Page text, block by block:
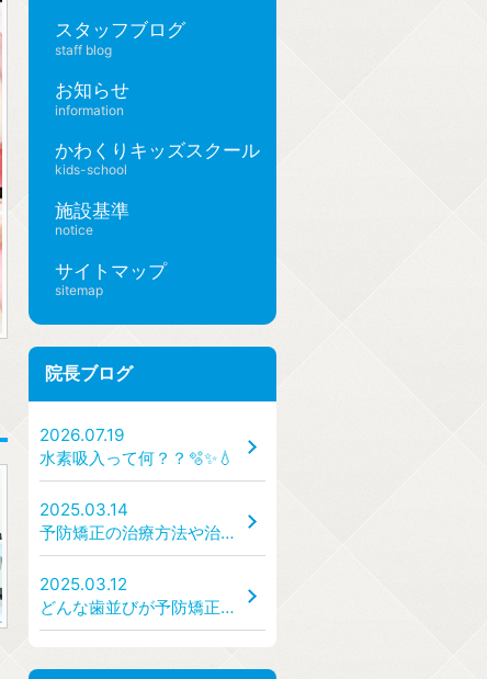
スタッフブログ
staff blog
お知らせ
information
かわくりキッズスクール
kids-school
施設基準
notice
サイトマップ
sitemap
院長ブログ
2026.07.19
水素吸入って何？？🫧✨💧
2025.03.14
予防矯正の治療方法や治療の手順・流れはどうなっているのか？ どんな装置を使うのか？
2025.03.12
どんな歯並びが予防矯正の対象になるのか？ → 出っ歯・受け口・ガタガタ・すきっ歯など、どんな状態なら受診すべき？